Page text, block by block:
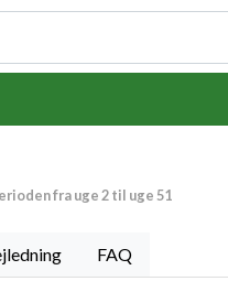
fra uge 2 til uge 51
FAQ